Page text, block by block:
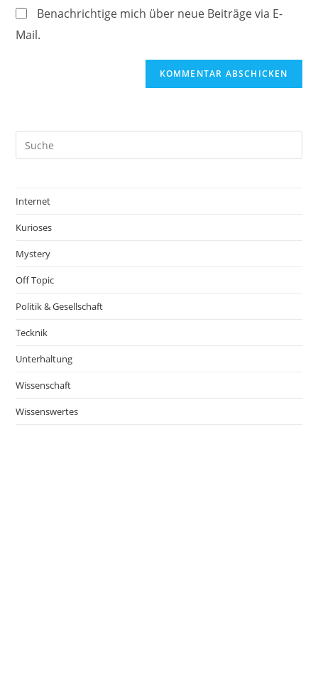
Benachrichtige mich über neue Beiträge via E-
Mail.
Internet
Kurioses
Mystery
Off Topic
Politik & Gesellschaft
Tecknik
Unterhaltung
Wissenschaft
Wissenswertes